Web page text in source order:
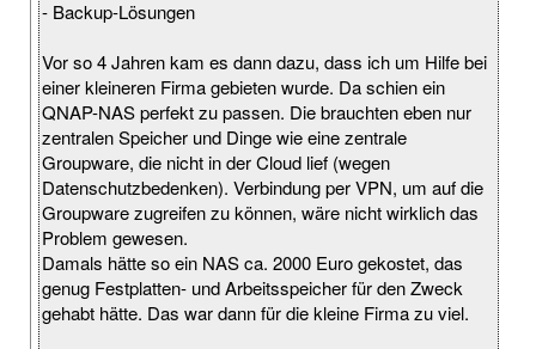
- Backup-Lösungen
Vor so 4 Jahren kam es dann dazu, dass ich um Hilfe bei
einer kleineren Firma gebieten wurde. Da schien ein
QNAP-NAS perfekt zu passen. Die brauchten eben nur
zentralen Speicher und Dinge wie eine zentrale
Groupware, die nicht in der Cloud lief (wegen
Datenschutzbedenken). Verbindung per VPN, um auf die
Groupware zugreifen zu können, wäre nicht wirklich das
Problem gewesen.
Damals hätte so ein NAS ca. 2000 Euro gekostet, das
genug Festplatten- und Arbeitsspeicher für den Zweck
gehabt hätte. Das war dann für die kleine Firma zu viel.